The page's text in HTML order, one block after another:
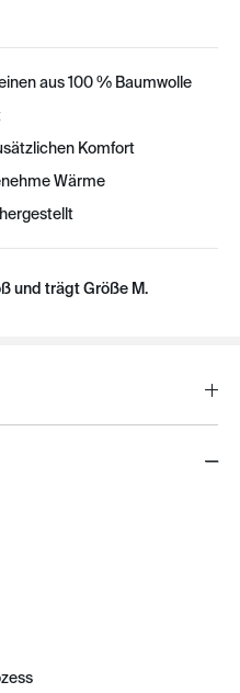
aus 100 % Baumwolle
Komfort
Wärme
und trägt Größe M.